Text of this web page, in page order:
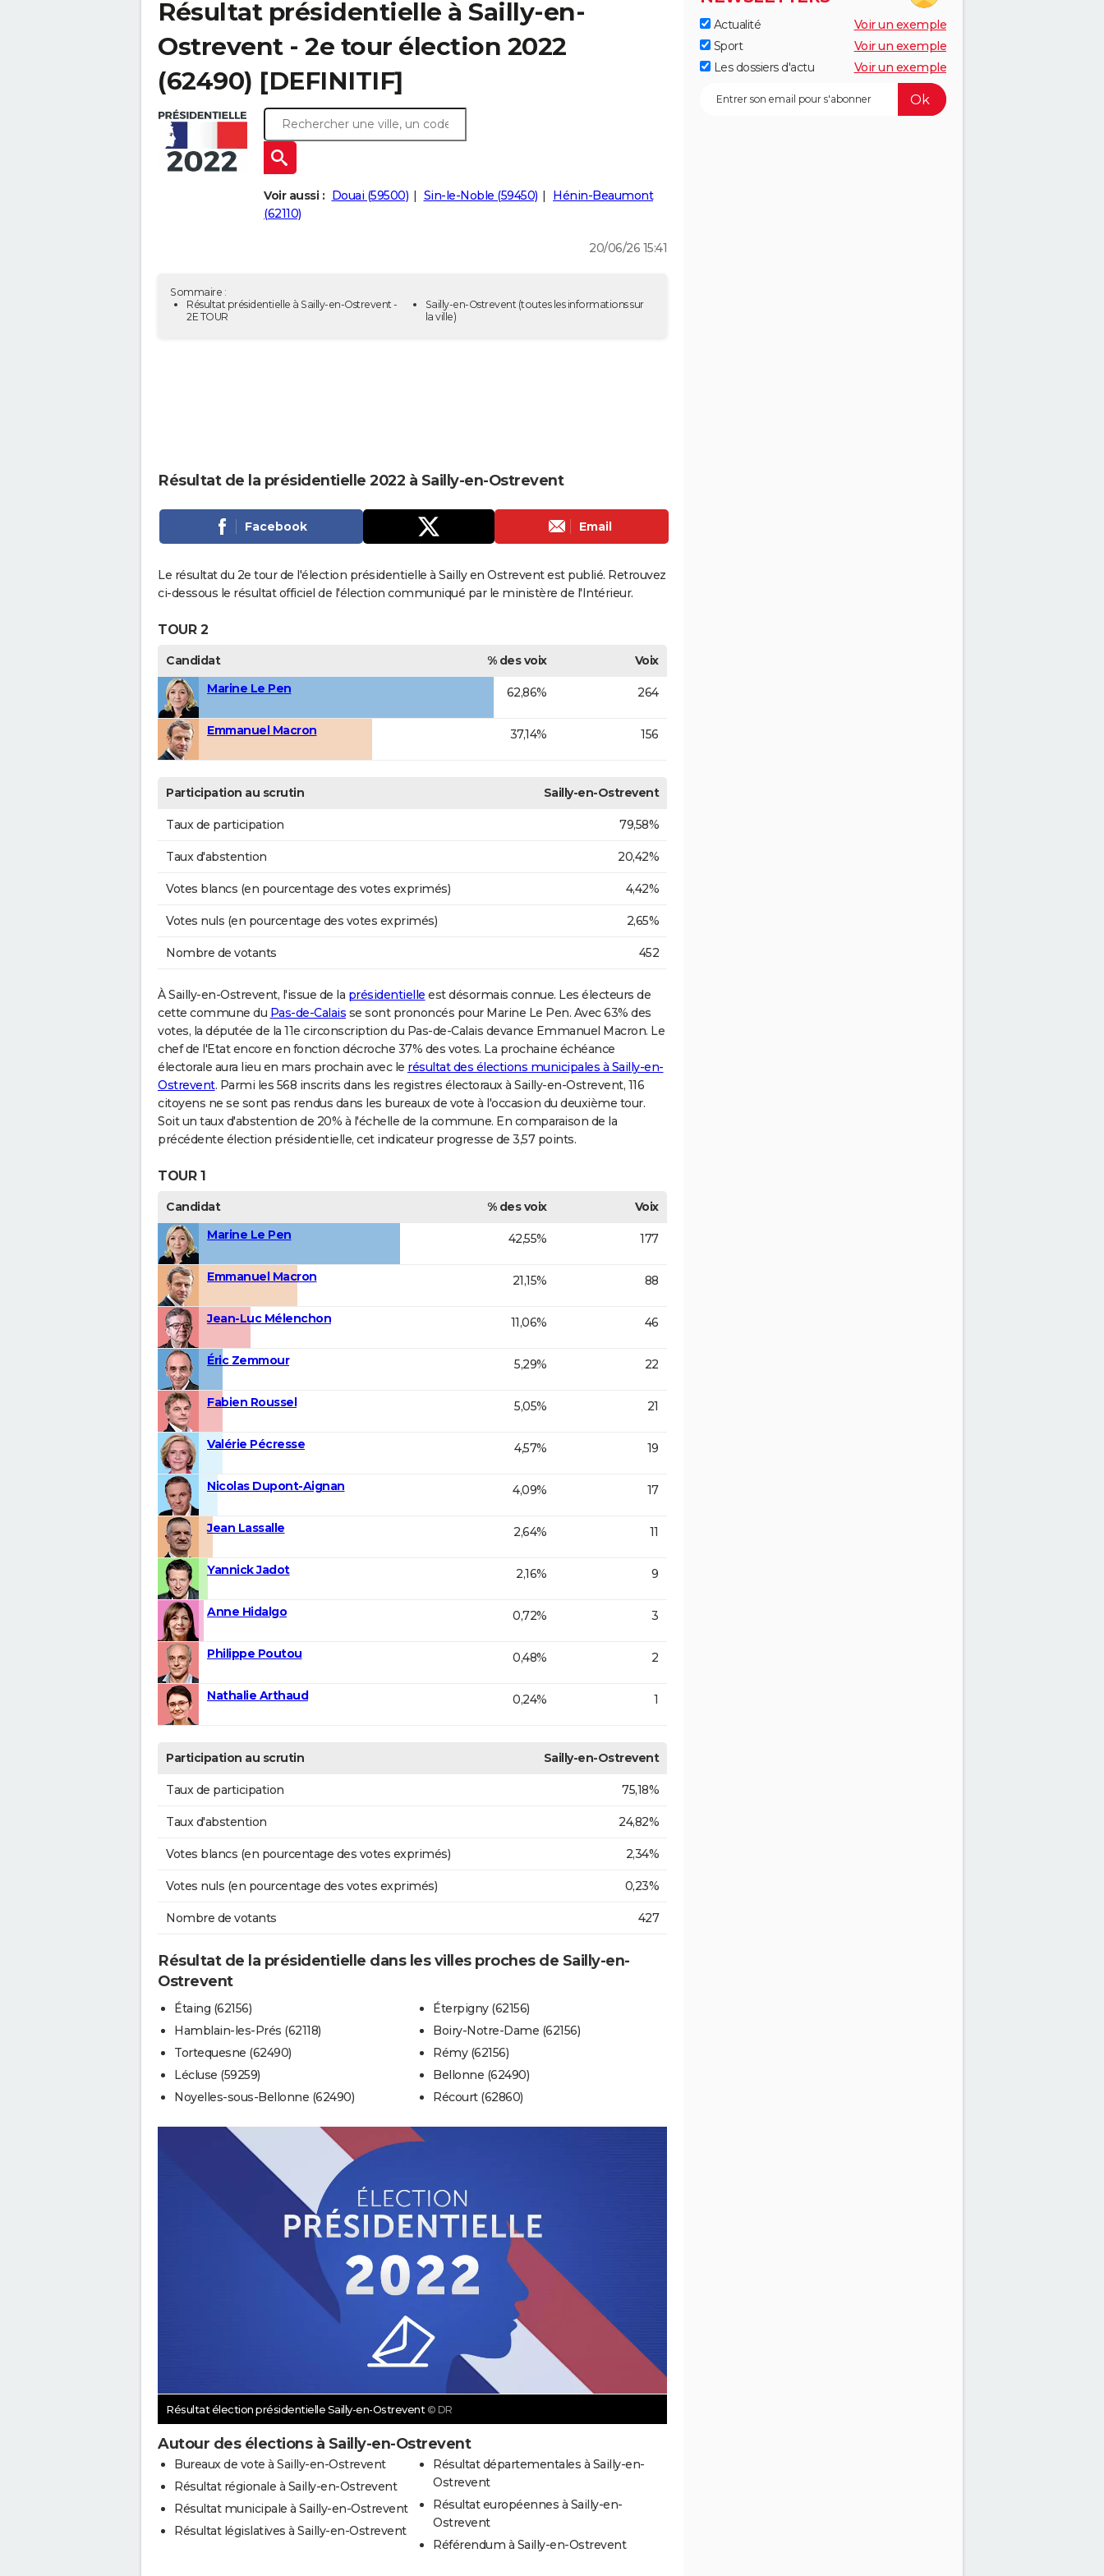
Résultat présidentielle à Sailly-en-
Ostrevent - 2e tour élection 2022
(62490) [DEFINITIF]
Voir aussi : Douai (59500) Sin-le-Noble (59450)
Hénin-Beaumont
(62110)
20/06/26 15:41
Sommaire :
Résultat présidentielle à Sailly-en-Ostrevent -
2E TOUR
Sailly-en-Ostrevent(toutes les informations sur
la ville)
Résultat de la présidentielle 2022 à Sailly-en-Ostrevent
Facebook Email
Le résultat du 2e tour de l'élection présidentielle à Sailly en Ostrevent est publié. Retrouvez
ci-dessous le résultat officiel de l'élection communiqué par le ministère de l'Intérieur.
TOUR 2
Candidat % des voix
Voix
Marine Le Pen
62,86% 264
Emmanuel Macron 37,14% 156
Participation au scrutin Sailly-en-Ostrevent
Taux de participation 79,58%
Taux d'abstention 20,42%
Votes blancs (en pourcentage des votes exprimés) 4,42%
Votes nuls (en pourcentage des votes exprimés) 2,65%
Nombre de votants 452
À Sailly-en-Ostrevent, l'issue de la présidentielle est désormais connue. Les électeurs de
cette commune du Pas-de-Calais se sont prononcés pour Marine Le Pen. Avec 63% des
votes, la députée de la 11e circonscription du Pas-de-Calais devance Emmanuel Macron. Le
chef de l'Etat encore en fonction décroche 37% des votes. La prochaine échéance
électorale aura lieu en mars prochain avec le résultat des élections municipales à Sailly-en-
Ostrevent. Parmi les 568 inscrits dans les registres électoraux à Sailly-en-Ostrevent, 116
citoyens ne se sont pas rendus dans les bureaux de vote à l'occasion du deuxième tour.
Soit un taux d'abstention de 20% à l'échelle de la commune. En comparaison de la
précédente élection présidentielle, cet indicateur progresse de 3,57 points.
TOUR 1
Candidat % des voix
Voix
Marine Le Pen
42,55% 177
Emmanuel Macron 21,15% 88
Jean-Luc Mélenchon 11,06% 46
Éric Zemmour 5,29% 22
Fabien Roussel 5,05% 21
Valérie Pécresse 4,57% 19
Nicolas Dupont-Aignan 4,09% 17
Jean Lassalle 2,64% 11
Yannick Jadot 2,16% 9
Anne Hidalgo 0,72% 3
Philippe Poutou 0,48% 2
Nathalie Arthaud 0,24% 1
Participation au scrutin Sailly-en-Ostrevent
Taux de participation 75,18%
Taux d'abstention 24,82%
Votes blancs (en pourcentage des votes exprimés) 2,34%
Votes nuls (en pourcentage des votes exprimés) 0,23%
Nombre de votants 427
Résultat de la présidentielle dans les villes proches de Sailly-en-
Ostrevent
Étaing (62156)
Hamblain-les-Prés (62118)
Tortequesne (62490)
Lécluse (59259)
Noyelles-sous-Bellonne (62490)
Éterpigny (62156)
Boiry-Notre-Dame (62156)
Rémy (62156)
Bellonne (62490)
Récourt (62860)
Résultat élection présidentielle Sailly-en-Ostrevent © DR
Autour des élections à Sailly-en-Ostrevent
Bureaux de vote à Sailly-en-Ostrevent
Résultat régionale à Sailly-en-Ostrevent
Résultat municipale à Sailly-en-Ostrevent
Résultat législatives à Sailly-en-Ostrevent
Résultat départementales à Sailly-en-
Ostrevent
Résultat européennes à Sailly-en-
Ostrevent
Référendum à Sailly-en-Ostrevent
Actualité
Voir un exemple
Sport
Voir un exemple
Les dossiers d'actu
Voir un exemple